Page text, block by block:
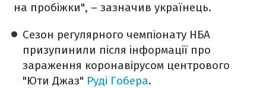
на пробіжки", – зазначив українець.
Сезон регулярного чемпіонату НБА
призупинили після інформації про
зараження коронавірусом центрового
"Юти Джаз" Руді Гобера.